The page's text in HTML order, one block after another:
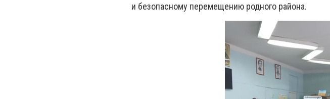
и безопасному перемещению родного района.